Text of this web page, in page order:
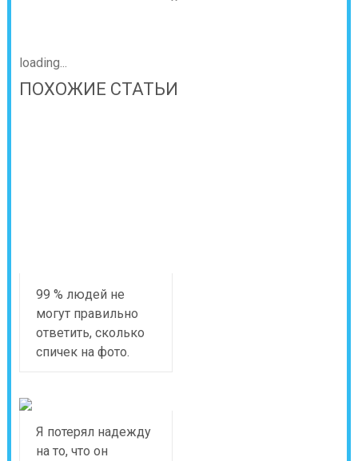
loading...
ПОХОЖИЕ СТАТЬИ
99 % людей не
могут правильно
ответить, сколько
спичек на фото.
Я потерял надежду
на то, что он